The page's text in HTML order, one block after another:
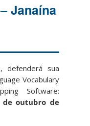
Janaína
defenderá sua
Vocabulary
Software:
de outubro de